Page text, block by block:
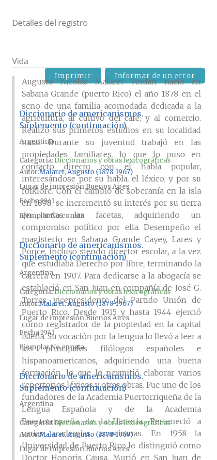
Detalles del registro
Vida
Augusto Nicolás Malaret Yordán nació en
Sabana Grande (puerto Rico) el año 1878 en el
seno de una familia acomodada dedicada a la
agricultura, al cultivo del café, y al comercio.
Realizó sus primeros estudios en su localidad
natal. Durante su juventud trabajó en las
propiedades familiares, lo que lo puso en
contacto directo con el habla popular,
interesándose por su habla, el léxico, y por su
folklore. Con el cambio de soberanía en la isla
en 1898, se incrementó su interés por su tierra
en todas las facetas, adquiriendo un
compromiso político por ella. Desempeño el
magisterio en Sabana Grande Cayey, Lares y
Ponce, incluso siendo director escolar, a la vez
que estudiaba Derecho por libre, terminando la
carrera en 1907. Para dedicarse a la abogacía se
estableció en San Juan en compañía de José G.
Torres, vicepresidente del Partido Unión de
Puerto Rico. Desde 1915 y hasta 1944 ejerció
como registrador de la propiedad en la capital
isleña. Su vocación por la lengua lo llevó a leer a
los principales filólogos españoles e
hispanoamericanos, adquiriendo una buena
formación, lo que le permitió elaborar varios
repertorios léxicos y otras obras. Fue uno de los
fundadores de la Academia Puertorriqueña de la
Lengua Española y de la Academia
Puertorriqueña de la Historia. Perteneció a
varias academias americanas. En 1958 la
Universidad de Puerto Rico lo distinguió como
Doctor Honoris Causa. Murió en San Juan de
Imprimir Informar de un error
Diccionario de americanismos.
Suplemento (continuación)
Argentina
Categoría:Diccionarios y obras lexicográficas
AutorMalaret, Augusto (1878-1967)
Lugar de impresiónBuenos Aires
Fecha1941
EjemplarNo consta
Diccionario de americanismos.
Suplemento (continuación)
Argentina
Categoría:Diccionarios y obras lexicográficas
AutorMalaret, Augusto (1878-1967)
Lugar de impresiónBuenos Aires
Fecha1941
EjemplarNo consta
Diccionario de americanismos.
Suplemento (continuación)
Argentina
Categoría:Diccionarios y obras lexicográficas
AutorMalaret, Augusto (1878-1967)
Lugar de impresiónBuenos Aires